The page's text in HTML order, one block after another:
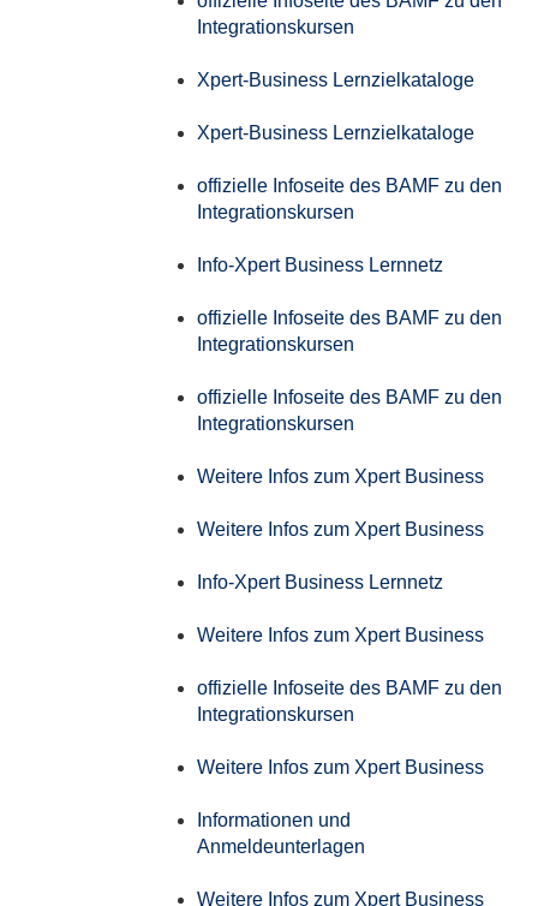
Integrationskursen
Xpert-Business Lernzielkataloge
Xpert-Business Lernzielkataloge
offizielle Infoseite des BAMF zu den
Integrationskursen
Info-Xpert Business Lernnetz
offizielle Infoseite des BAMF zu den
Integrationskursen
offizielle Infoseite des BAMF zu den
Integrationskursen
Weitere Infos zum Xpert Business
Weitere Infos zum Xpert Business
Info-Xpert Business Lernnetz
Weitere Infos zum Xpert Business
offizielle Infoseite des BAMF zu den
Integrationskursen
Weitere Infos zum Xpert Business
Informationen und
Anmeldeunterlagen
Weitere Infos zum Xpert Business